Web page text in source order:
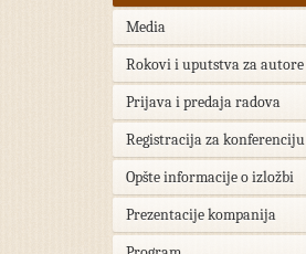
Media
Rokovi i uputstva za autore
Prijava i predaja radova
Registracija za konferenciju
Opšte informacije o izložbi
Prezentacije kompanija